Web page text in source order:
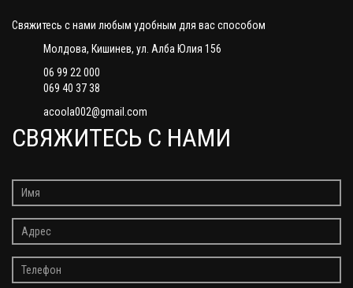
Свяжитесь с нами любым удобным для вас способом
Молдова, Кишинев, ул. Алба Юлия 156
06 99 22 000
069 40 37 38
acoola002@gmail.com
СВЯЖИТЕСЬ С НАМИ